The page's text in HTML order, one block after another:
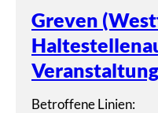
Greven
Veranstaltung
Betroffene Linien: